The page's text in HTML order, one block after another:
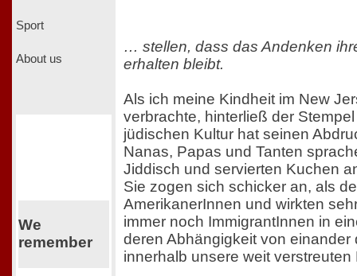
Sport
About us
We
remember
… stellen, dass das Andenken
erhalten bleibt.
Als ich meine Kindheit im New
verbrachte, hinterließ der
jüdischen Kultur hat seinen
Nanas, Papas und Tanten
Jiddisch und servierten Kuchen
Sie zogen sich schicker an, als
AmerikanerInnen und wirkten
immer noch ImmigrantInnen in
deren Abhängigkeit von einander
innerhalb unsere weit verstreuten